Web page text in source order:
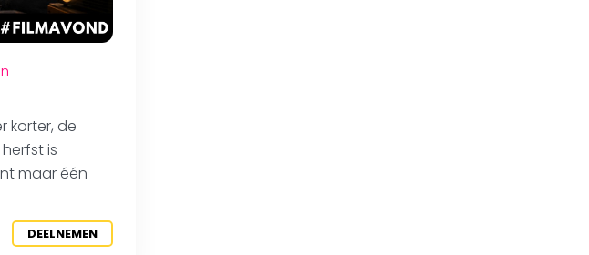
korter, de
is
maar één
DEELNEMEN